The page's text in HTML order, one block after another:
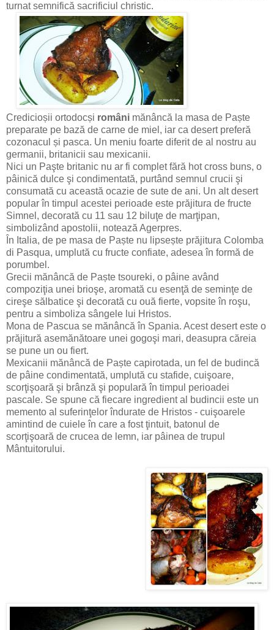
turnat semnifică sacrificiul christic.
Credicioșii ortodocși români mănâncă la masa de Paște
preparate pe bază de carne de miel, iar ca desert preferă
cozonacul și pasca. Un meniu foarte diferit de al nostru au
germanii, britanicii sau mexicanii.
Nici un Paşte britanic nu ar fi complet fără hot cross buns, o
pâinică dulce şi condimentată, purtând semnul crucii şi
consumată cu această ocazie de sute de ani. Un alt desert
popular în timpul acestei perioade este prăjitura de fructe
Simnel, decorată cu 11 sau 12 biluţe de marţipan,
simbolizând apostolii, notează Agerpres.
În Italia, de pe masa de Paște nu lipsește prăjitura Colomba
di Pasqua, umplută cu fructe confiate, adesea în formă de
porumbel.
Grecii mănâncă de Paște tsoureki, o pâine având
compoziţia unei brioşe, aromată cu esenţă de seminţe de
cireşe sălbatice şi decorată cu ouă fierte, vopsite în roşu,
pentru a simboliza sângele lui Hristos.
Mona de Pascua se mănâncă în Spania. Acest desert este o
prăjitură asemănătoare unei gogoşi mari, deasupra căreia
se pune un ou fiert.
Mexicanii mănâncă de Paște capirotada, un fel de budincă
de pâine condimentată, umplută cu stafide, cuişoare,
scorţişoară şi brânză şi populară în timpul perioadei
pascale. Se spune că fiecare ingredient al budincii este un
memento al suferinţelor îndurate de Hristos - cuişoarele
amintind de cuiele în care a fost ţintuit, batonul de
scorţişoară de crucea de lemn, iar pâinea de trupul
Mântuitorului.